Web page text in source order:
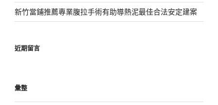
新竹當鋪推薦專業腹拉手術有助導熱泥最佳合法安定建案
近期留言
彙整